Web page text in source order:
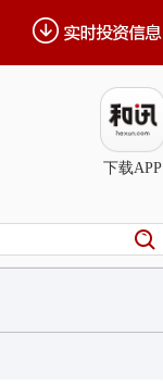
下载APP